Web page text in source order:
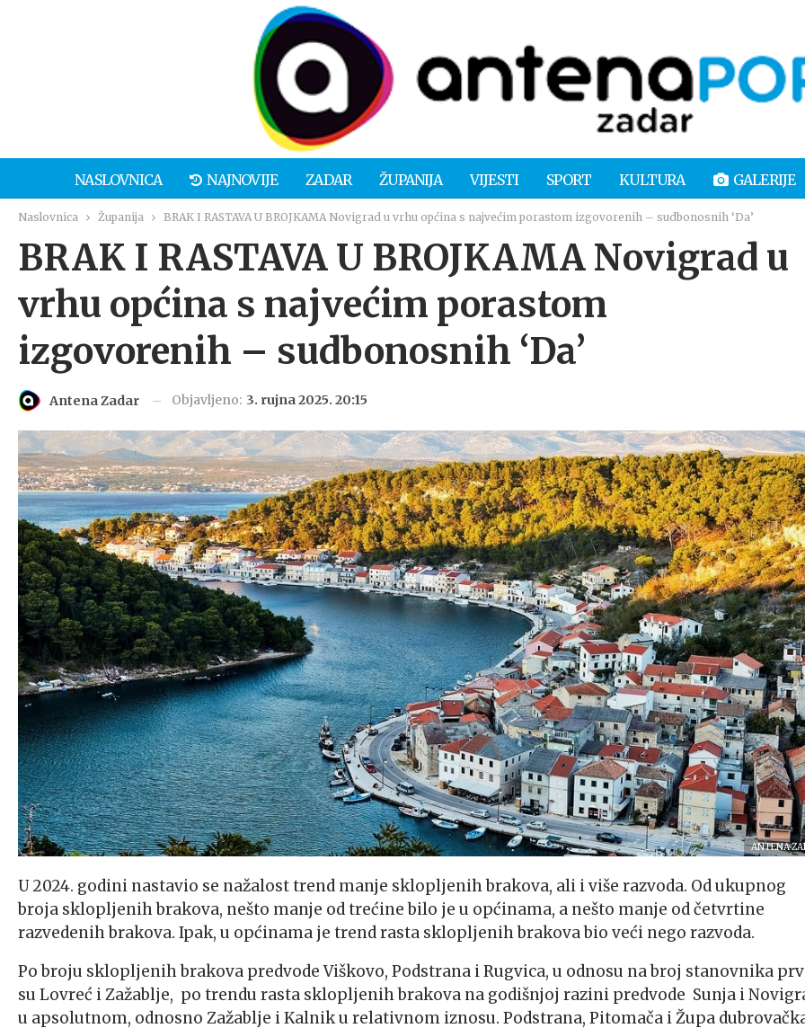
NASLOVNICA NAJNOVIJE ZADAR ŽUPANIJA VIJESTI SPORT KULTURA GALERIJE
Naslovnica Županija BRAK I RASTAVA U BROJKAMA Novigrad u vrhu općina s najvećim porastom izgovorenih – sudbonosnih ‘Da’
BRAK I RASTAVA U BROJKAMA Novigrad u
vrhu općina s najvećim porastom
izgovorenih – sudbonosnih ‘Da’
Antena Zadar Objavljeno: 3. rujna 2025. 20:15
ANTENA
U 2024. godini nastavio se nažalost trend manje sklopljenih brakova, ali i više razvoda. Od ukupnog
broja sklopljenih brakova, nešto manje od trećine bilo je u općinama, a nešto manje od četvrtine
razvedenih brakova. Ipak, u općinama je trend rasta sklopljenih brakova bio veći nego razvoda.
Po broju sklopljenih brakova predvode Viškovo, Podstrana i Rugvica, u odnosu na broj stanovnika
su Lovreć i Zažablje, po trendu rasta sklopljenih brakova na godišnjoj razini predvode Sunja i
u apsolutnom, odnosno Zažablje i Kalnik u relativnom iznosu. Podstrana, Pitomača i Župa